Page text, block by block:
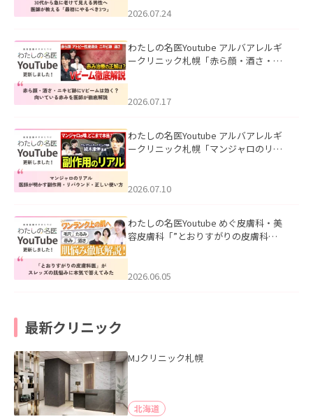
た。
2026.07.24
わたしの名医Youtube アルバアレルギ
ークリニック札幌「赤ら顔・酒さ・ニ
した。
2026.07.17
わたしの名医Youtube アルバアレルギ
ークリニック札幌「マンジャロのリア
た。
2026.07.10
わたしの名医Youtube めぐ皮膚科・美
容皮膚科「”とおりすがりの皮膚科
2026.06.05
最新クリニック
MJクリニック札幌
北海道